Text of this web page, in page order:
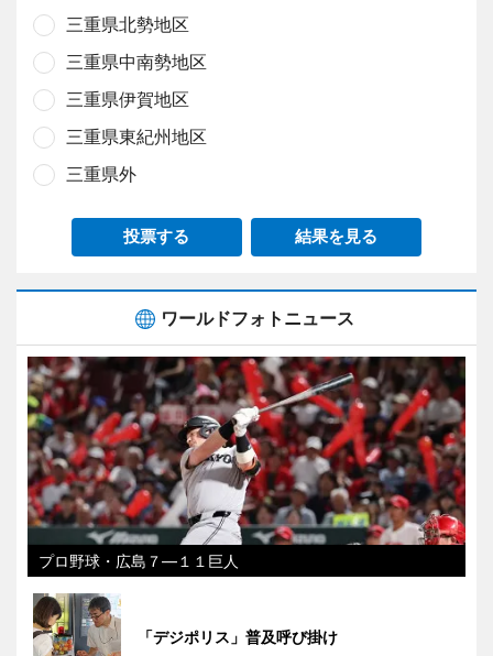
三重県北勢地区
三重県中南勢地区
三重県伊賀地区
三重県東紀州地区
三重県外
投票する 結果を見る
ワールドフォトニュース
プロ野球・広島７―１１巨人
「デジポリス」普及呼び掛け